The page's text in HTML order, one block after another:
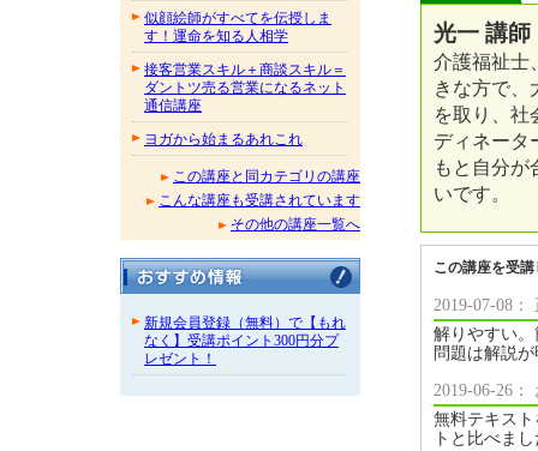
似顔絵師がすべてを伝授しま
す！運命を知る人相学
接客営業スキル＋商談スキル＝
ダントツ売る営業になるネット
通信講座
ヨガから始まるあれこれ
この講座と同カテゴリの講座
こんな講座も受講されています
その他の講座一覧へ
新規会員登録（無料）で【もれ
なく】受講ポイント300円分プ
レゼント！
光一 講師
介護福祉士
きな方で、
を取り、社
ディネータ
もと自分
いです。
この講座を受
2019-07-08
解りやすい
問題は解説
2019-06-26
無料テキス
トと比べま